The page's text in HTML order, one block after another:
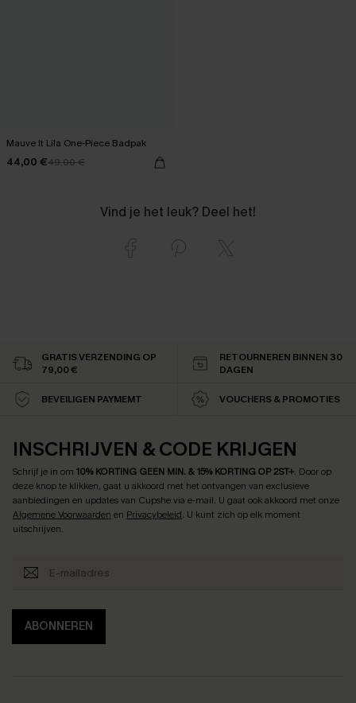
Mauve It Lila One-Piece Badpak
44,00 €49,00 €
Vind je het leuk? Deel het!
GRATIS VERZENDING OP
79,00 €
RETOURNEREN BINNEN 30
DAGEN
BEVEILIGEN PAYMEMT VOUCHERS & PROMOTIES
INSCHRIJVEN & CODE KRIJGEN
Schrijf je in om 10% KORTING GEEN MIN. & 15% KORTING OP 2ST+. Door op
deze knop te klikken, gaat u akkoord met het ontvangen van exclusieve
aanbiedingen en updates van Cupshe via e-mail. U gaat ook akkoord met onze
Algemene Voorwaarden en Privacybeleid. U kunt zich op elk moment
uitschrijven.
ABONNEREN